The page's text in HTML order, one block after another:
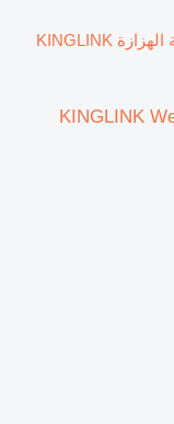
جديد آلة الغربلة الهزازة KINGLINK
KINGLINK